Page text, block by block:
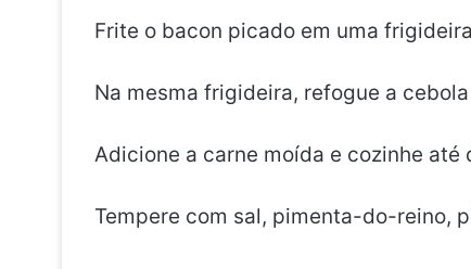
Frite o bacon picado em uma
Na mesma frigideira, refogue a
Adicione a carne moída e cozinhe até
Tempere com sal, pimenta-do-reino,